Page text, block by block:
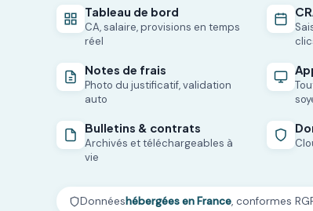
Tableau de bord
CA, salaire, provisions en temps
réel
Notes de frais
Photo du justificatif, validation
auto
Bulletins & contrats
Archivés et téléchargeables à
vie
Donnéeshébergées en France, conformes